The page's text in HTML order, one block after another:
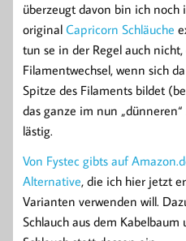
überzeugt davon bin ich noch
original Capricorn Schläuche
tun se in der Regel auch
Filamentwechsel, wenn sich
Spitze des Filaments bildet
das ganze im nun
lästig.
Von Fystec gibts auf
Alternative, die ich hier jetzt
Varianten verwenden will.
Schlauch aus dem